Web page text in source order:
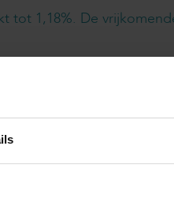
tot 1,18%. De